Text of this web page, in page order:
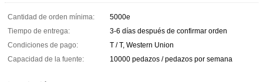
Cantidad de orden mínima:
5000e
Tiempo de entrega:
3-6 días después de confirmar orden
Condiciones de pago:
T / T, Western Union
Capacidad de la fuente:
10000 pedazos / pedazos por semana